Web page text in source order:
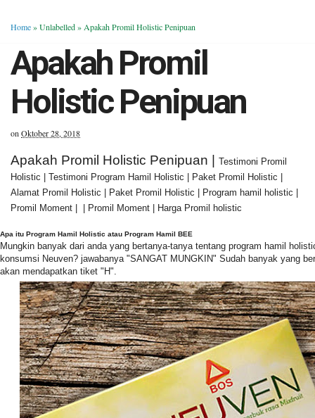
Home» Unlabelled » Apakah Promil Holistic Penipuan
Apakah Promil
Holistic Penipuan
onOktober 28, 2018
Apakah Promil Holistic Penipuan |
Testimoni Promil
Holistic | Testimoni Program Hamil Holistic | Paket Promil Holistic |
Alamat Promil Holistic | Paket Promil Holistic | Program hamil holistic |
Promil Moment | | Promil Moment | Harga Promil holistic
Apa itu Program Hamil Holistic atau Program Hamil BEE
Mungkin banyak dari anda yang bertanya-tanya tentang program hamil
konsumsi Neuven? jawabanya "SANGAT MUNGKIN" Sudah banyak yang
akan mendapatkan tiket "H".